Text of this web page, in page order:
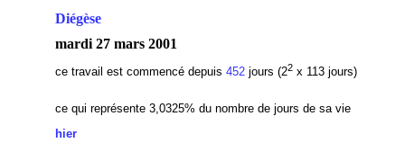
Diégèse
mardi 27 mars 2001
ce travail est commencé depuis 452jours (22x 113 jours)
ce qui représente 3,0325% du nombre de jours de sa vie
hier